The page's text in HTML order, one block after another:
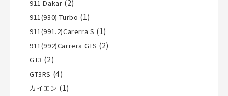
911 Dakar (2)
911(930) Turbo (1)
911(991.2)Carerra S (1)
911(992)Carrera GTS (2)
GT3 (2)
GT3RS (4)
カイエン (1)